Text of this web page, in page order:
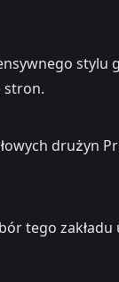
stron.
drużyn
tego